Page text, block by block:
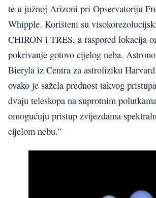
te u južnoj Arizoni pri Opservatoriju
Whipple. Korišteni su
CHIRON i TRES, a raspored lokacija
pokrivanje gotovo cijelog neba.
Bieryla iz Centra za astrofiziku
ovako je sažela prednost takvog
dvaju teleskopa na suprotnim
omogućuju pristup zvijezdama
cijelom nebu.”